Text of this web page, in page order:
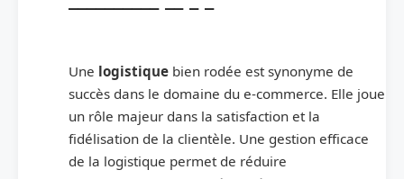
Une logistique bien rodée est synonyme de
succès dans le domaine du e-commerce. Elle joue
un rôle majeur dans la satisfaction et la
fidélisation de la clientèle. Une gestion efficace
de la logistique permet de réduire